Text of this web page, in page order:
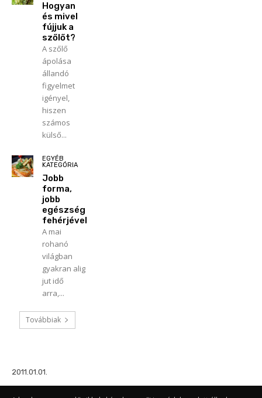
Hogyan
és mivel
fújjuk a
szőlőt?
A szőlő
ápolása
állandó
figyelmet
igényel,
hiszen
számos
külső...
EGYÉB
KATEGÓRIA
Jobb
forma,
jobb
egészség
fehérjével
A mai
rohanó
világban
gyakran alig
jut idő
arra,...
Továbbiak
2011.01.01.